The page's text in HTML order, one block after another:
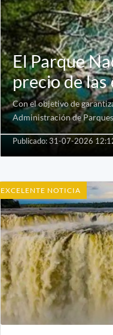
El Parque
precio de las
Con el objetivo de
Administración de
Publicado: 31-07-2026
EXCELENTE NOTICIA